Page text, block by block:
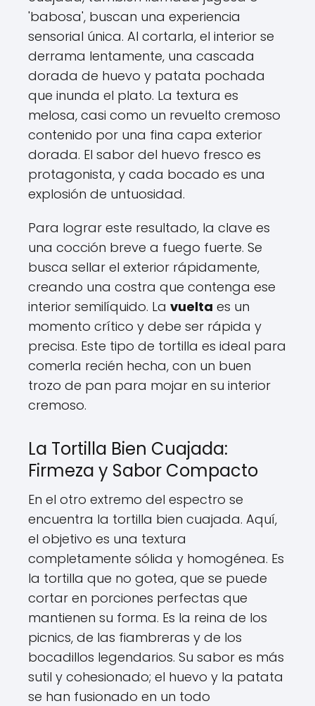
'babosa', buscan una experiencia
sensorial única. Al cortarla, el interior se
derrama lentamente, una cascada
dorada de huevo y patata pochada
que inunda el plato. La textura es
melosa, casi como un revuelto cremoso
contenido por una fina capa exterior
dorada. El sabor del huevo fresco es
protagonista, y cada bocado es una
explosión de untuosidad.
Para lograr este resultado, la clave es
una cocción breve a fuego fuerte. Se
busca sellar el exterior rápidamente,
creando una costra que contenga ese
interior semilíquido. La vuelta es un
momento crítico y debe ser rápida y
precisa. Este tipo de tortilla es ideal para
comerla recién hecha, con un buen
trozo de pan para mojar en su interior
cremoso.
La Tortilla Bien Cuajada:
Firmeza y Sabor Compacto
En el otro extremo del espectro se
encuentra la tortilla bien cuajada. Aquí,
el objetivo es una textura
completamente sólida y homogénea. Es
la tortilla que no gotea, que se puede
cortar en porciones perfectas que
mantienen su forma. Es la reina de los
picnics, de las fiambreras y de los
bocadillos legendarios. Su sabor es más
sutil y cohesionado; el huevo y la patata
se han fusionado en un todo